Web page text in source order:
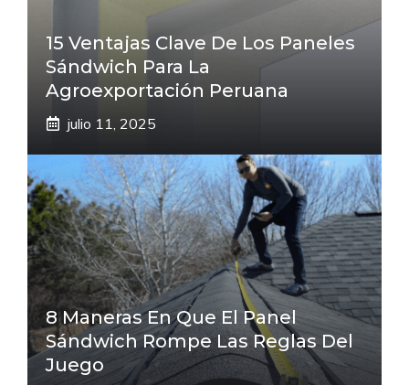
15 Ventajas Clave De Los Paneles
Sándwich Para La
Agroexportación Peruana
julio 11, 2025
8 Maneras En Que El Panel
Sándwich Rompe Las Reglas Del
Juego